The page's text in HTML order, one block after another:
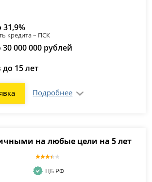
31,9%
кредита – ПСК
30 000 000 рублей
15 лет
Подробнее
на любые цели на 5 лет
ЦБ РФ